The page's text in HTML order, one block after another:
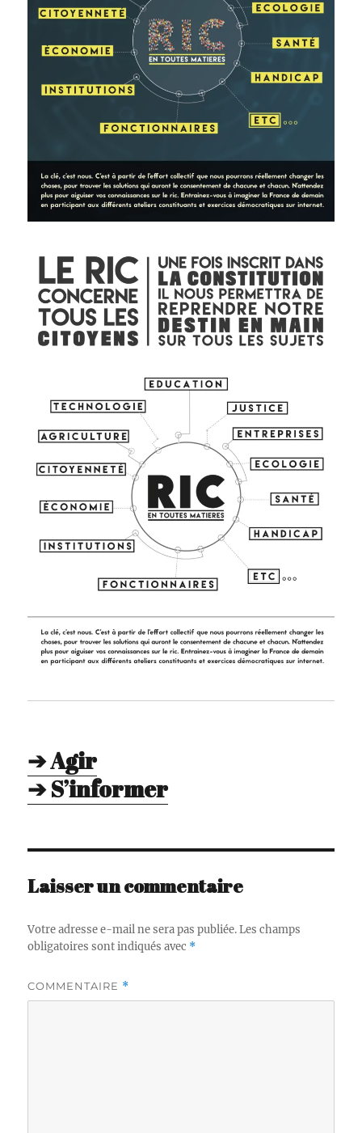
➔ Agir
➔ S’informer
Laisser un commentaire
Votre adresse e-mail ne sera pas publiée. Les champs
obligatoires sont indiqués avec *
COMMENTAIRE *